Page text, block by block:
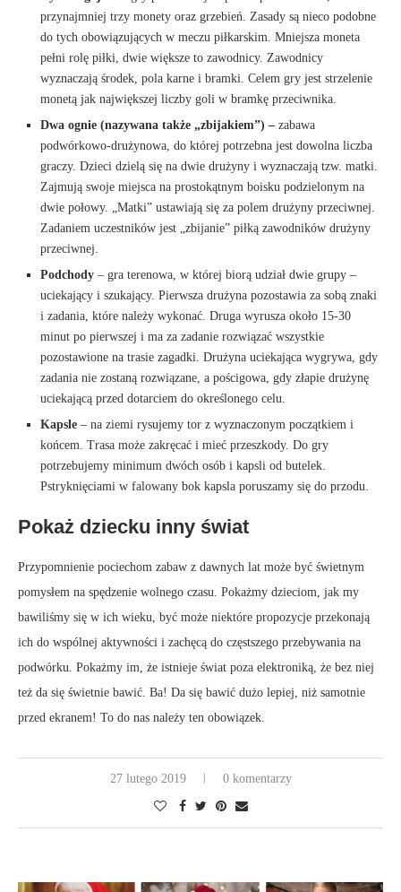
przynajmniej trzy monety oraz grzebień. Zasady są nieco podobne
do tych obowiązujących w meczu piłkarskim. Mniejsza moneta
pełni rolę piłki, dwie większe to zawodnicy. Zawodnicy
wyznaczają środek, pola karne i bramki. Celem gry jest strzelenie
monetą jak największej liczby goli w bramkę przeciwnika.
Dwa ognie (nazywana także „zbijakiem”) – zabawa
podwórkowo-drużynowa, do której potrzebna jest dowolna liczba
graczy. Dzieci dzielą się na dwie drużyny i wyznaczają tzw. matki.
Zajmują swoje miejsca na prostokątnym boisku podzielonym na
dwie połowy. „Matki” ustawiają się za polem drużyny przeciwnej.
Zadaniem uczestników jest „zbijanie” piłką zawodników drużyny
przeciwnej.
Podchody – gra terenowa, w której biorą udział dwie grupy –
uciekający i szukający. Pierwsza drużyna pozostawia za sobą znaki
i zadania, które należy wykonać. Druga wyrusza około 15-30
minut po pierwszej i ma za zadanie rozwiązać wszystkie
pozostawione na trasie zagadki. Drużyna uciekająca wygrywa, gdy
zadania nie zostaną rozwiązane, a pościgowa, gdy złapie drużynę
uciekającą przed dotarciem do określonego celu.
Kapsle – na ziemi rysujemy tor z wyznaczonym początkiem i
końcem. Trasa może zakręcać i mieć przeszkody. Do gry
potrzebujemy minimum dwóch osób i kapsli od butelek.
Pstryknięciami w falowany bok kapsla poruszamy się do przodu.
Pokaż dziecku inny świat
Przypomnienie pociechom zabaw z dawnych lat może być świetnym
pomysłem na spędzenie wolnego czasu. Pokażmy dzieciom, jak my
bawiliśmy się w ich wieku, być może niektóre propozycje przekonają
ich do wspólnej aktywności i zachęcą do częstszego przebywania na
podwórku. Pokażmy im, że istnieje świat poza elektroniką, że bez niej
też da się świetnie bawić. Ba! Da się bawić dużo lepiej, niż samotnie
przed ekranem! To do nas należy ten obowiązek.
27 lutego 2019 0 komentarzy